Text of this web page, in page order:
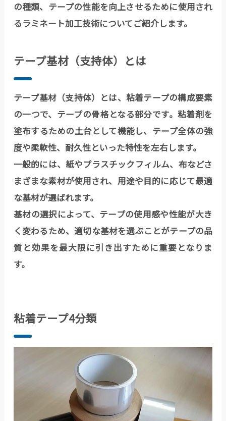
の種類、テープの性能を向上させるために使用され
るラミネート加工技術についてご紹介します。
テープ基材（支持体）とは
テープ基材（支持体）とは、粘着テープの構成要素
の一つで、テープの骨格となる部分です。粘着剤を
塗布するための土台として機能し、テープ全体の強
度や柔軟性、耐久性といった特性を左右します。
一般的には、紙やプラスチックフィルム、布などさ
まざまな素材が使用され、用途や目的に応じて最適
な基材が選ばれます。
基材の選択によって、テープの使用感や性能が大き
く変わるため、適切な基材を選ぶことがテープの品
質と効果を最大限に引き出すために重要となりま
す。
粘着テープ4分類